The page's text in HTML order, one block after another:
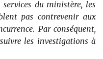
du ministère, les
pas contrevenir aux
Par conséquent,
les investigations à